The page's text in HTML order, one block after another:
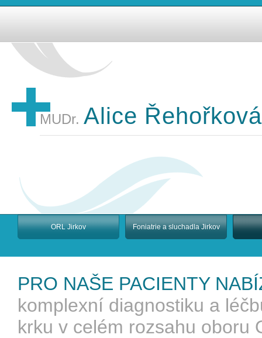
MUDr. Alice Řehořková
PRO NAŠE PACIENTY
komplexní diagnostiku a
krku v celém rozsahu oboru
ORL Jirkov Foniatrie a sluchadla Jirkov